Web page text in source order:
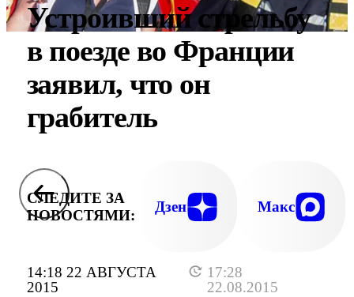
14:18 22 АВГУСТА
2015
17:28
22.08.2015
Устроивший стрельбу
в поезде во Франции
заявил, что он
грабитель
СЛЕДИТЕ ЗА
НОВОСТЯМИ:
Дзен Макс